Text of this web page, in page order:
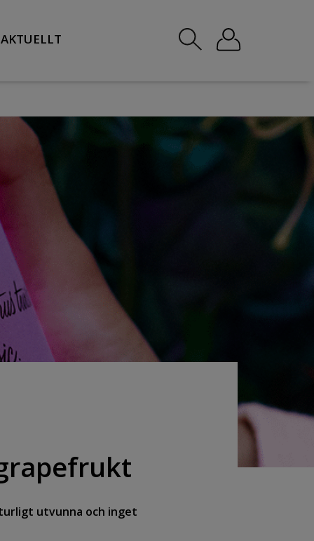
AKTUELLT
utvunna och inget